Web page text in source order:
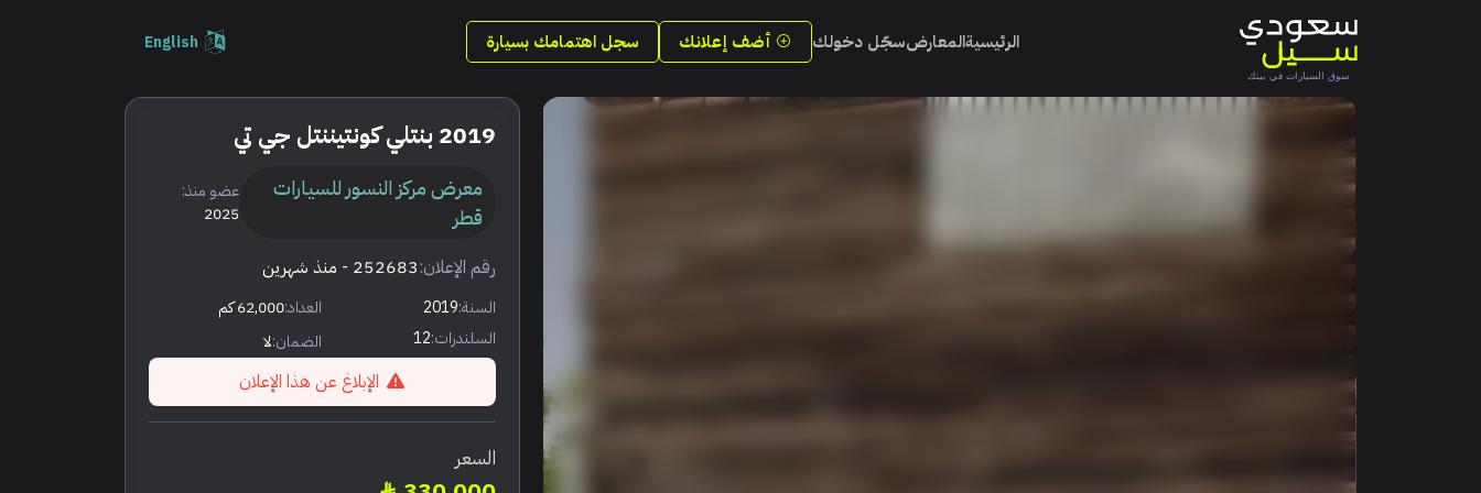
الرئيسيةالمعارضسجّل دخولك أضف إعلانك سجل اهتمامك بسيارة English
2019 بنتلي كونتيننتل جي تي
معرض مركز النسور للسيارات
قطر
عضو منذ:
2025
رقم الإعلان:252683 - منذ شهرين
السنة:2019 العداد:62,000 كم
السلندرات:12 الضمان:لا
الإبلاغ عن هذا الإعلان
السعر